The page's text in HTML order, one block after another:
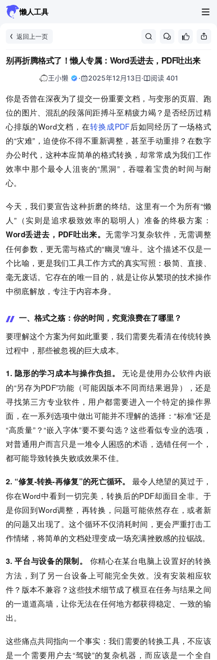
懒人工具
返回上一页
别再折腾格式了！懒人专属：Word丢进去，PDF吐出来
王小懒 · 2025年12月13日· 阅读 401
你是否曾在深夜为了提交一份重要文档，与变形的页眉、跑
位的图片、混乱的段落间距搏斗至精疲力竭？是否经历过精
心排版的Word文档，在转换成PDF后如同经历了一场格式
的“灾难”，迫使你不得不重新调整，甚至手动重排？在数字
办公时代，这种本应简单的格式转换，却常常成为我们工作
效率中那个最令人沮丧的“黑洞”，吞噬着宝贵的时间与耐
心。
今天，我们要宣告这种折磨的终结。这里有一个为所有“懒
人”（实则是追求极致效率的聪明人）准备的终极方案：
Word丢进去，PDF吐出来。无需学习复杂软件，无需调整
任何参数，更无需与格式的“幽灵”缠斗。这个描述不仅是一
个比喻，更是我们工具工作方式的真实写照：极简、直接、
毫无废话。它存在的唯一目的，就是让你从繁琐的技术操作
中彻底解放，专注于内容本身。
一、格式之殇：你的时间，究竟浪费在了哪里？
要理解这个方案为何如此重要，我们需要先看清在传统转换
过程中，那些被忽视的巨大成本。
1. 隐形的学习成本与操作负担。
无论是使用办公软件内嵌
的“另存为PDF”功能（可能因版本不同而结果迥异），还是
寻找第三方专业软件，用户都需要进入一个特定的操作界
面，在一系列选项中做出可能并不理解的选择：“标准”还是
“高质量”？“嵌入字体”要不要勾选？这些看似专业的选项，
对普通用户而言只是一堆令人困惑的术语，选错任何一个，
都可能导致转换失败或效果不佳。
2. “修复-转换-再修复”的死亡循环。
最令人绝望的莫过于，
你在Word中看到一切完美，转换后的PDF却面目全非。于
是你回到Word调整，再转换，问题可能依然存在，或者新
的问题又出现了。这个循环不仅消耗时间，更会严重打击工
作情绪，将简单的文档处理变成一场充满挫败感的拉锯战。
3. 平台与设备的限制。
你精心在某台电脑上设置好的转换
方法，到了另一台设备上可能完全失效。没有安装相应软
件？版本不兼容？这些技术细节成了横亘在任务与结果之间
的一道道高墙，让你无法在任何地方都获得稳定、一致的输
出。
这些痛点共同指向一个事实：我们需要的转换工具，不应该
是一个需要用户去“驾驶”的复杂机器，而应该是一个全自